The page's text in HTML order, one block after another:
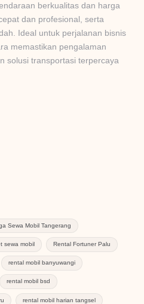
berkualitas dan harga
dan profesional, serta
Ideal untuk perjalanan bisnis
memastikan pengalaman
solusi transportasi terpercaya
Sewa Mobil Tangerang
sewa mobil Rental Fortuner Palu
rental mobil banyuwangi
rental mobil bsd
rental mobil harian tangsel